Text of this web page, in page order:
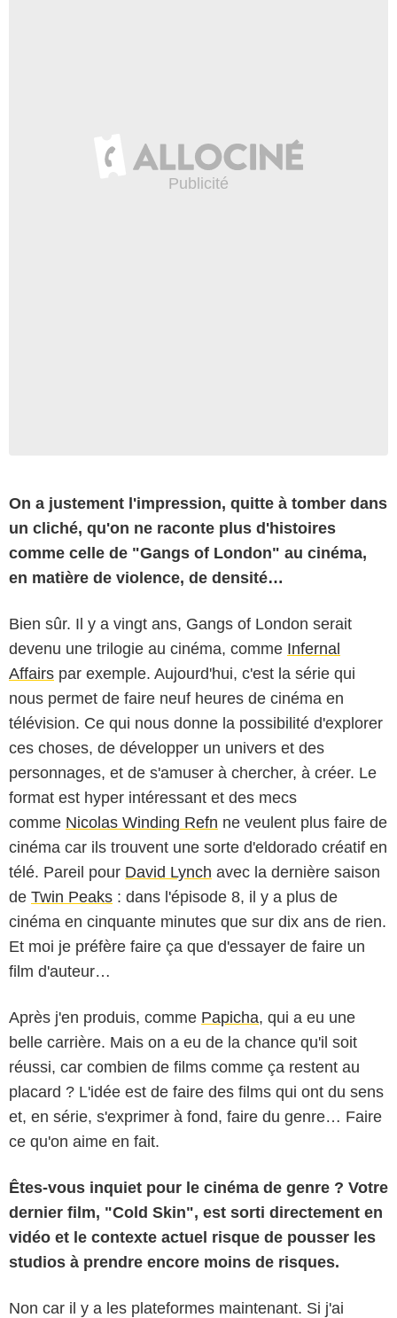
On a justement l'impression, quitte à tomber dans
un cliché, qu'on ne raconte plus d'histoires
comme celle de "Gangs of London" au cinéma,
en matière de violence, de densité…
Bien sûr. Il y a vingt ans, Gangs of London serait
devenu une trilogie au cinéma, comme Infernal
Affairs par exemple. Aujourd'hui, c'est la série qui
nous permet de faire neuf heures de cinéma en
télévision. Ce qui nous donne la possibilité d'explorer
ces choses, de développer un univers et des
personnages, et de s'amuser à chercher, à créer. Le
format est hyper intéressant et des mecs
comme Nicolas Winding Refn ne veulent plus faire de
cinéma car ils trouvent une sorte d'eldorado créatif en
télé. Pareil pour David Lynch avec la dernière saison
de Twin Peaks : dans l'épisode 8, il y a plus de
cinéma en cinquante minutes que sur dix ans de rien.
Et moi je préfère faire ça que d'essayer de faire un
film d'auteur…
Après j'en produis, comme Papicha, qui a eu une
belle carrière. Mais on a eu de la chance qu'il soit
réussi, car combien de films comme ça restent au
placard ? L'idée est de faire des films qui ont du sens
et, en série, s'exprimer à fond, faire du genre… Faire
ce qu'on aime en fait.
Êtes-vous inquiet pour le cinéma de genre ? Votre
dernier film, "Cold Skin", est sorti directement en
vidéo et le contexte actuel risque de pousser les
studios à prendre encore moins de risques.
Non car il y a les plateformes maintenant. Si j'ai